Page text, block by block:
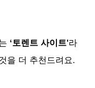
‘토렌트 사이트'라
을 더 추천드려요.